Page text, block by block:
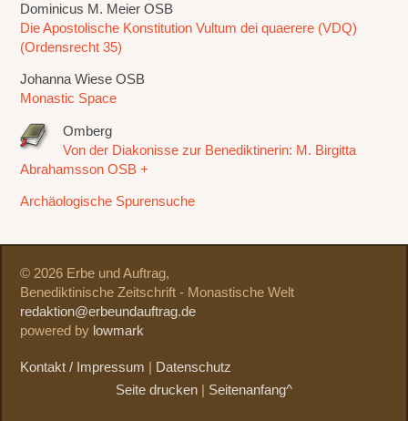
Dominicus M. Meier OSB
Die Apostolische Konstitution Vultum dei quaerere (VDQ)
(Ordensrecht 35)
Johanna Wiese OSB
Monastic Space
Omberg
Von der Diakonisse zur Benediktinerin: M. Birgitta
Abrahamsson OSB +
Archäologische Spurensuche
© 2026 Erbe und Auftrag,
Benediktinische Zeitschrift - Monastische Welt
redaktion@erbeundauftrag.de
powered by lowmark
Kontakt / Impressum | Datenschutz
Seite drucken | Seitenanfang^